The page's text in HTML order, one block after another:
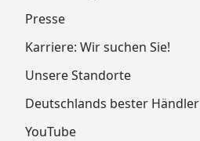
Presse
Karriere: Wir suchen Sie!
Unsere Standorte
Deutschlands bester Händler
YouTube